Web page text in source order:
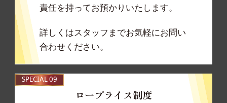
責任を持ってお預かりいたします。
詳しくはスタッフまでお気軽にお問い
合わせください。
SPECIAL 09
ロープライス制度